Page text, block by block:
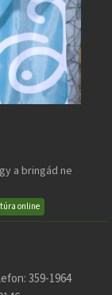
a bringád ne
online
359-1964